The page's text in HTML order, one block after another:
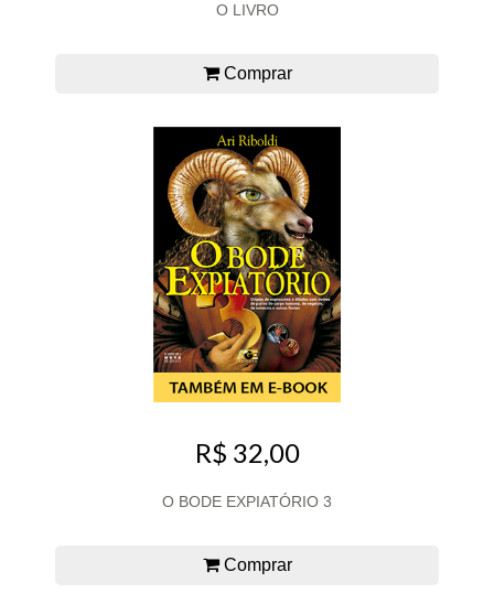
O LIVRO
Comprar
R$ 32,00
O BODE EXPIATÓRIO 3
Comprar